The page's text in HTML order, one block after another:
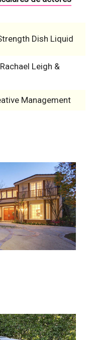
Dish Liquid
Leigh &
Management